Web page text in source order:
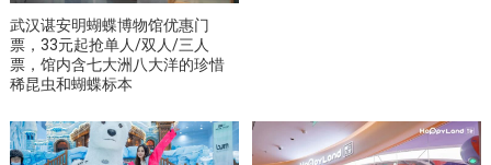
武汉谌安明蝴蝶博物馆优惠门
票，33元起抢单人/双人/三人
票，馆内含七大洲八大洋的珍惜
稀昆虫和蝴蝶标本